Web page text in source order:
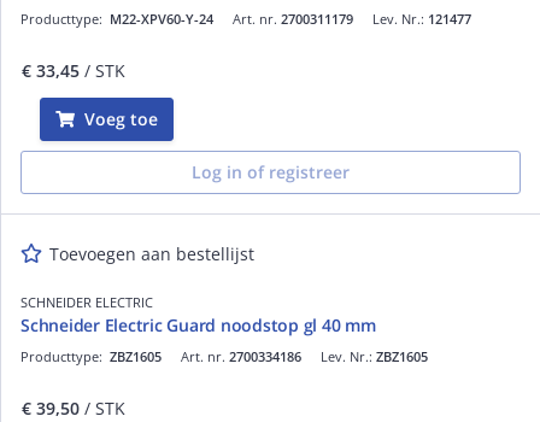
Art. nr. 2700311179
Producttype: M22-XPV60-Y-24 Lev. Nr.: 121477
€ 33,45 / STK
Voeg toe
Log in of registreer
Toevoegen aan bestellijst
SCHNEIDER ELECTRIC
Schneider Electric Guard noodstop gl 40 mm
Art. nr. 2700334186
Producttype: ZBZ1605 Lev. Nr.: ZBZ1605
€ 39,50 / STK